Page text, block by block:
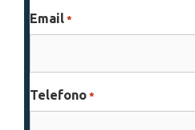
Email *
Telefono *